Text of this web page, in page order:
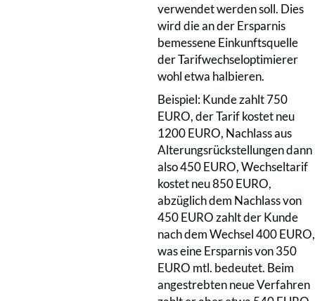
verwendet werden soll. Dies
wird die an der Ersparnis
bemessene Einkunftsquelle
der Tarifwechseloptimierer
wohl etwa halbieren.
Beispiel: Kunde zahlt 750
EURO, der Tarif kostet neu
1200 EURO, Nachlass aus
Alterungsrückstellungen dann
also 450 EURO, Wechseltarif
kostet neu 850 EURO,
abzüglich dem Nachlass von
450 EURO zahlt der Kunde
nach dem Wechsel 400 EURO,
was eine Ersparnis von 350
EURO mtl. bedeutet. Beim
angestrebten neue Verfahren